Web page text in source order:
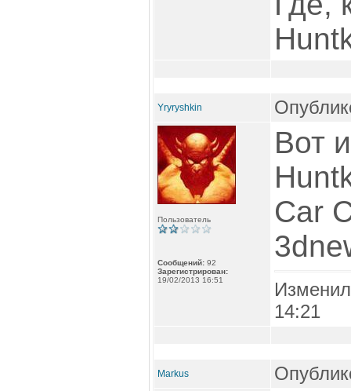
Yryryshkin
Пользователь
Сообщений: 92
Зарегистрирован:
19/02/2013 16:51
Вот
Car
14:21
Markus